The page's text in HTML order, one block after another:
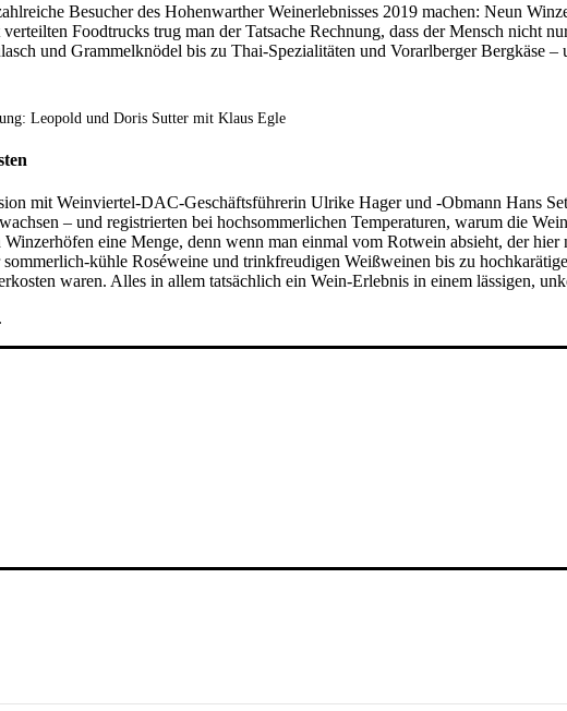
Besucher des Hohenwarther Weinerlebnisses 2019 machen: Neun
Foodtrucks trug man der Tatsache Rechnung, dass der Mensch nicht
und Grammelknödel bis zu Thai-Spezialitäten und Vorarlberger Bergkäse
Leopold und Doris Sutter mit Klaus Egle
mit Weinviertel-DAC-Geschäftsführerin Ulrike Hager und -Obmann Hans
– und registrierten bei hochsommerlichen Temperaturen, warum die
Winzerhöfen eine Menge, denn wenn man einmal vom Rotwein absieht, der
kühle Roséweine und trinkfreudigen Weißweinen bis zu
waren. Alles in allem tatsächlich ein Wein-Erlebnis in einem lässigen,